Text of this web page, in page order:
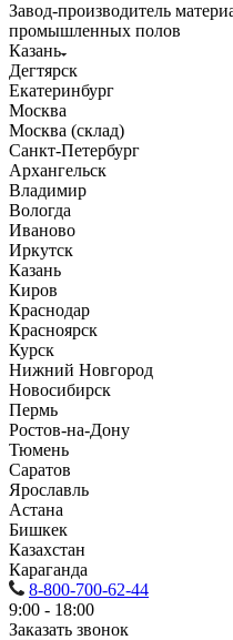
Завод-производитель
промышленных полов
Казань
Дегтярск
Екатеринбург
Москва
Москва (склад)
Санкт-Петербург
Архангельск
Владимир
Вологда
Иваново
Иркутск
Казань
Киров
Краснодар
Красноярск
Курск
Нижний Новгород
Новосибирск
Пермь
Ростов-на-Дону
Тюмень
Саратов
Ярославль
Астана
Бишкек
Казахстан
Караганда
8-800-700-62-44
9:00 - 18:00
Заказать звонок